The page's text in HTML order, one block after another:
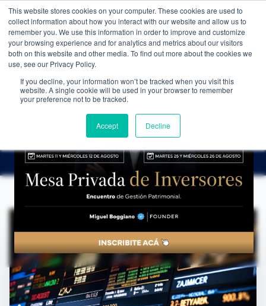
This website stores cookies on your computer. These cookies are used to
collect information about how you interact with our website and allow us to
remember you. We use this information in order to improve and customize
your browsing experience and for analytics and metrics about our visitors
both on this website and other media. To find out more about the cookies we
use, see our Privacy Policy.
If you decline, your information won’t be tracked when you visit this
website. A single cookie will be used in your browser to remember
your preference not to be tracked.
Accept Decline
WEALTH MANAGEMENT CDI MEMBRESÍA
NOTICIAS →
EDUCACIÓN FINANCIERA
Opciones Financieras en el Mercado de
Valores: Puts y Calls